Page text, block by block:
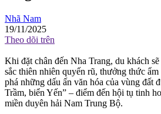
Nhã Nam
19/11/2025
Theo dõi trên
Khi đặt chân đến Nha Trang, du khách
sắc thiên nhiên quyến rũ, thưởng thức
phá những dấu ấn văn hóa của vùng đất
Trầm, biển Yến” – điểm đến hội tụ tinh
miền duyên hải Nam Trung Bộ.